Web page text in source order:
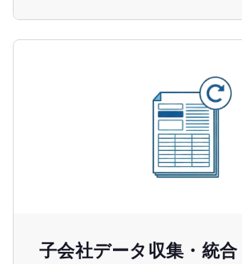
子会社データ収集・統合